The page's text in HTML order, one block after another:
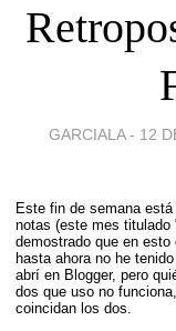
GARCIALA - 12
Este fin de semana
notas (este mes
demostrado que en
hasta ahora no he
abrí en Blogger, pero
dos que uso no
coincidan los dos.